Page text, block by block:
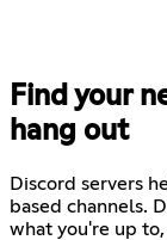
Find your
hang out
Discord servers
based channels.
what you're up